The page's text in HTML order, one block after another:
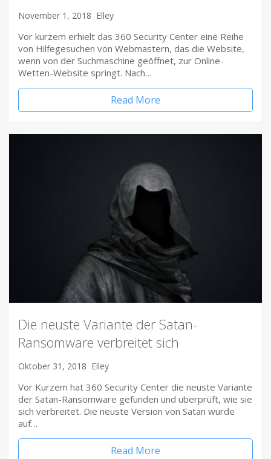
November 1, 2018 Elley
Vor kurzem erhielt das 360 Security Center eine Reihe
von Hilfegesuchen von Webmastern, das die Website,
wenn von der Suchmaschine geöffnet, zur Online-
Wetten-Website springt. Nach…
Read More
Die neuste Variante der Satan-
Ransomware verbreitet sich
Oktober 31, 2018 Elley
Vor Kurzem hat 360 Security Center die neuste Variante
der Satan-Ransomware gefunden und überprüft, wie sie
sich verbreitet. Die neuste Version von Satan wurde
auf…
Read More